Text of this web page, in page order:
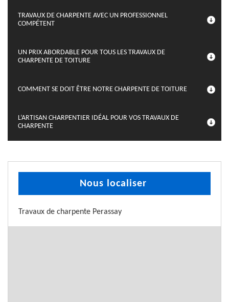
TRAVAUX DE CHARPENTE AVEC UN PROFESSIONNEL
COMPÉTENT
UN PRIX ABORDABLE POUR TOUS LES TRAVAUX DE
CHARPENTE DE TOITURE
COMMENT SE DOIT ÊTRE NOTRE CHARPENTE DE TOITURE
L’ARTISAN CHARPENTIER IDÉAL POUR VOS TRAVAUX DE
CHARPENTE
Nous localiser
Travaux de charpente Perassay